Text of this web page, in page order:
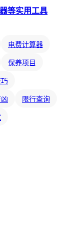
电费计算器
保养项目
限行查询